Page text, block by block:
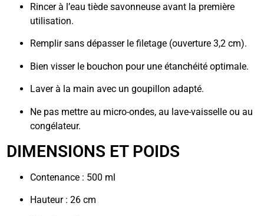
Rincer à l’eau tiède savonneuse avant la première
utilisation.
Remplir sans dépasser le filetage (ouverture 3,2 cm).
Bien visser le bouchon pour une étanchéité optimale.
Laver à la main avec un goupillon adapté.
Ne pas mettre au micro-ondes, au lave-vaisselle ou au
congélateur.
DIMENSIONS ET POIDS
Contenance : 500 ml
Hauteur : 26 cm